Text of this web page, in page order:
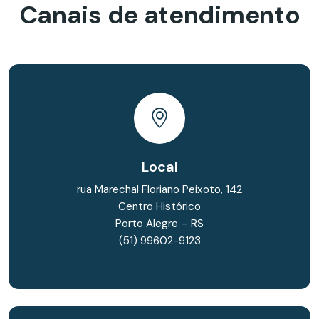
Canais de atendimento
Local
rua Marechal Floriano Peixoto, 142
Centro Histórico
Porto Alegre – RS
(51) 99602-9123